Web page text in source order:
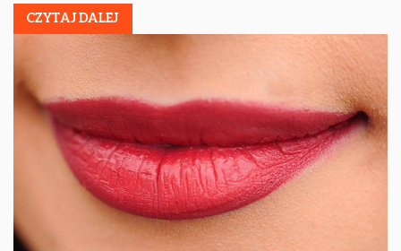
CZYTAJ DALEJ